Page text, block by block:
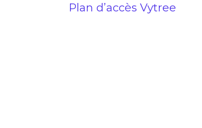
Plan d’accès Vytree